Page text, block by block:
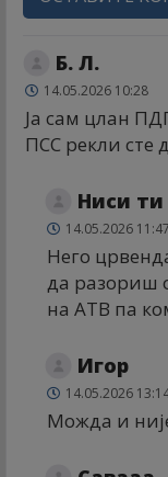
Б. Л.
14.05.2026 10:28
Ја сам цлан
ПСС рекли сте
Ниси
14.05.2026 11:47
Него
да разориш
на АТВ па
Игор
14.05.2026
Можда и